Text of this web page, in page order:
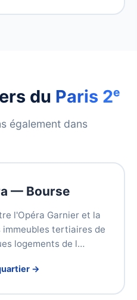
du Paris 2ᵉ
également dans
— Bourse
l'Opéra Garnier et la
immeubles tertiaires de
logements de l…
→